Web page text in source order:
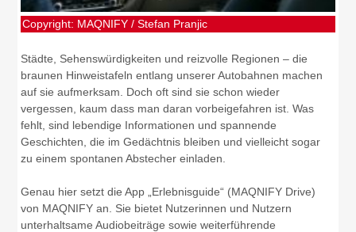
Copyright: MAQNIFY / Stefan Pranjic
Städte, Sehenswürdigkeiten und reizvolle Regionen – die
braunen Hinweistafeln entlang unserer Autobahnen machen
auf sie aufmerksam. Doch oft sind sie schon wieder
vergessen, kaum dass man daran vorbeigefahren ist. Was
fehlt, sind lebendige Informationen und spannende
Geschichten, die im Gedächtnis bleiben und vielleicht sogar
zu einem spontanen Abstecher einladen.
Genau hier setzt die App „Erlebnisguide“ (MAQNIFY Drive)
von MAQNIFY an. Sie bietet Nutzerinnen und Nutzern
unterhaltsame Audiobeiträge sowie weiterführende